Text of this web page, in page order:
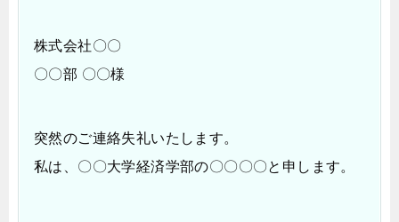
株式会社〇〇
〇〇部 〇〇様
突然のご連絡失礼いたします。
私は、〇〇大学経済学部の〇〇〇〇と申します。